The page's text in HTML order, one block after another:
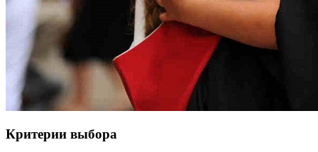
Критерии выбора